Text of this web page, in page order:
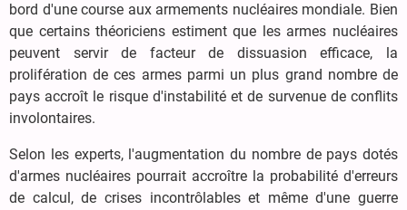
bord d'une course aux armements nucléaires mondiale. Bien
que certains théoriciens estiment que les armes nucléaires
peuvent servir de facteur de dissuasion efficace, la
prolifération de ces armes parmi un plus grand nombre de
pays accroît le risque d'instabilité et de survenue de conflits
involontaires.
Selon les experts, l'augmentation du nombre de pays dotés
d'armes nucléaires pourrait accroître la probabilité d'erreurs
de calcul, de crises incontrôlables et même d'une guerre